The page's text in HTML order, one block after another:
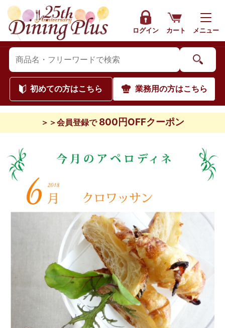
ログイン カート メニュー
初めての方はこちら 業務用の方はこちら
＞＞会員登録で 800円OFFクーポン